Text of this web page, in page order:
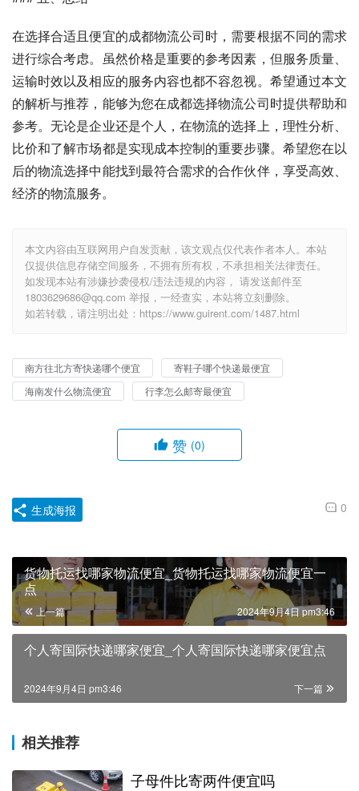
在选择合适且便宜的成都物流公司时，需要根据不同的需求
进行综合考虑。虽然价格是重要的参考因素，但服务质量、
运输时效以及相应的服务内容也都不容忽视。希望通过本文
的解析与推荐，能够为您在成都选择物流公司时提供帮助和
参考。无论是企业还是个人，在物流的选择上，理性分析、
比价和了解市场都是实现成本控制的重要步骤。希望您在以
后的物流选择中能找到最符合需求的合作伙伴，享受高效、
经济的物流服务。
本文内容由互联网用户自发贡献，该文观点仅代表作者本人。本站
仅提供信息存储空间服务，不拥有所有权，不承担相关法律责任。
如发现本站有涉嫌抄袭侵权/违法违规的内容， 请发送邮件至
1803629686@qq.com 举报，一经查实，本站将立刻删除。
如若转载，请注明出处：https://www.guirent.com/1487.html
南方往北方寄快递哪个便宜
寄鞋子哪个快递最便宜
海南发什么物流便宜
行李怎么邮寄最便宜
赞 (0)
0
生成海报
货物托运找哪家物流便宜_货物托运找哪家物流便宜一
点
上一篇 2024年9月4日 pm3:46
个人寄国际快递哪家便宜_个人寄国际快递哪家便宜点
下一篇
2024年9月4日 pm3:46
相关推荐
子母件比寄两件便宜吗